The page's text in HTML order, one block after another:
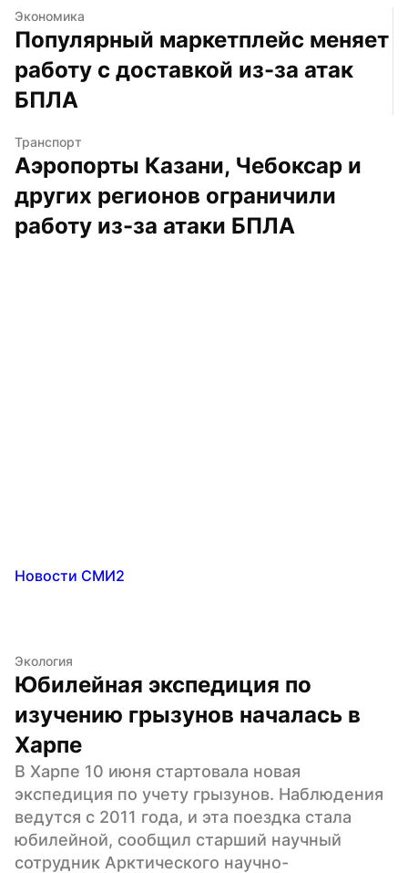
Экономика
Популярный маркетплейс меняет
работу с доставкой из-за атак
БПЛА
Транспорт
Аэропорты Казани, Чебоксар и
других регионов ограничили
работу из-за атаки БПЛА
Новости СМИ2
Экология
Юбилейная экспедиция по
изучению грызунов началась в
Харпе
В Харпе 10 июня стартовала новая
экспедиция по учету грызунов. Наблюдения
ведутся с 2011 года, и эта поездка стала
юбилейной, сообщил старший научный
сотрудник Арктического научно-